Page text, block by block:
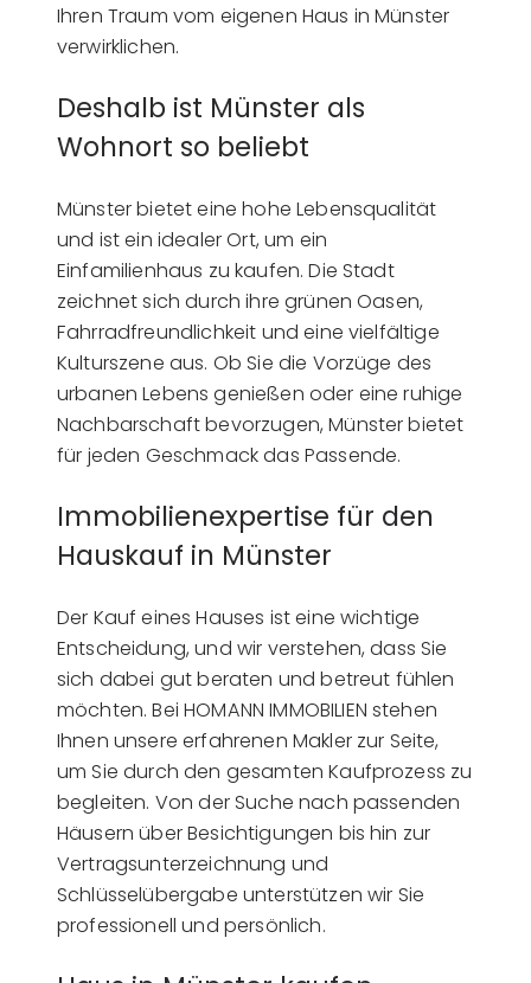
Ihren Traum vom eigenen Haus in Münster
verwirklichen.
Deshalb ist Münster als
Wohnort so beliebt
Münster bietet eine hohe Lebensqualität
und ist ein idealer Ort, um ein
Einfamilienhaus zu kaufen. Die Stadt
zeichnet sich durch ihre grünen Oasen,
Fahrradfreundlichkeit und eine vielfältige
Kulturszene aus. Ob Sie die Vorzüge des
urbanen Lebens genießen oder eine ruhige
Nachbarschaft bevorzugen, Münster bietet
für jeden Geschmack das Passende.
Immobilienexpertise für den
Hauskauf in Münster
Der Kauf eines Hauses ist eine wichtige
Entscheidung, und wir verstehen, dass Sie
sich dabei gut beraten und betreut fühlen
möchten. Bei HOMANN IMMOBILIEN stehen
Ihnen unsere erfahrenen Makler zur Seite,
um Sie durch den gesamten Kaufprozess zu
begleiten. Von der Suche nach passenden
Häusern über Besichtigungen bis hin zur
Vertragsunterzeichnung und
Schlüsselübergabe unterstützen wir Sie
professionell und persönlich.